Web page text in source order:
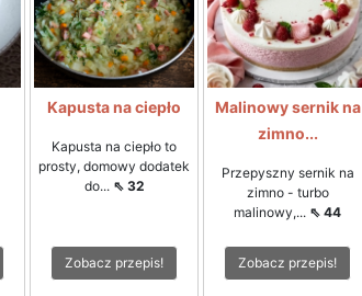
Kapusta na ciepło
Kapusta na ciepło to
prosty, domowy dodatek
do... ⇖ 32
Zobacz przepis!
Malinowy sernik na
zimno...
Przepyszny sernik na
zimno - turbo
malinowy,... ⇖ 44
Zobacz przepis!